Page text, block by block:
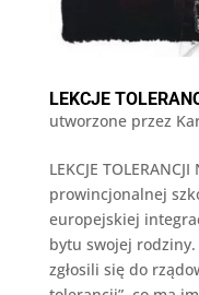
LEKCJE
utworzone przez
LEKCJE
prowincjonalnej
europejskiej
bytu swojej
zgłosili się do